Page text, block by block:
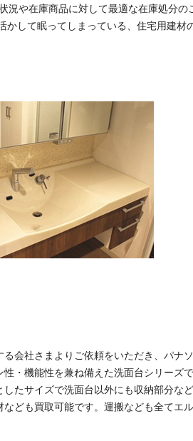
況や在庫商品に対して最適な在庫処分
かして眠ってしまっている、住宅用建
る会社さまよりご依頼をいただき、パナ
性・機能性を兼ね備えた洗面台シリーズ
したサイズで洗面台以外にも収納部分な
なども買取可能です。運搬なども全てエ